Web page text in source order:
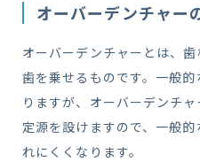
オーバーデンチャー
オーバーデンチャーとは、
歯を乗せるものです。一般
りますが、オーバーデンチ
定源を設けますので、一般
れにくくなります。